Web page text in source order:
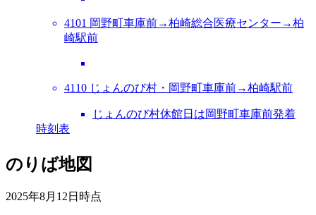
4101 岡野町車庫前→柏崎総合医療センター→柏
崎駅前
4110 じょんのび村・岡野町車庫前→柏崎駅前
じょんのび村休館日は岡野町車庫前発着
時刻表
のりば地図
2025年8月12日 時点